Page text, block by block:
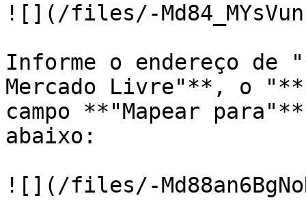
![](/files/-
Informe o endereço de
Mercado Livre"**, o
campo **"Mapear
abaixo:
![](/files/-